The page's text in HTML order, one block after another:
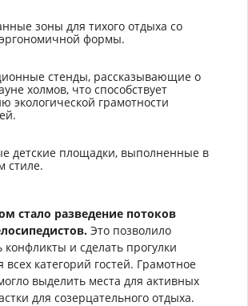
зоны для тихого отдыха со
формы.
стенды, рассказывающие о
холмов, что способствует
экологической грамотности
детские площадки, выполненные в
стиле.
стало разведение потоков
Это позволило
и сделать прогулки
категорий гостей. Грамотное
выделить места для активных
для созерцательного отдыха.